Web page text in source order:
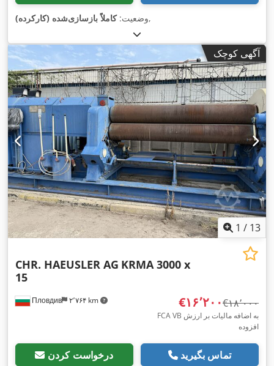
وضعیت:کاملاً بازسازی‌شده (کارکرده) ,
آگهی کوچک
1 / 13
Пловдив ۲٬۷۶۴ km
CHR. HAEUSLER AG KRMA 3000 x
15
‎€۱۶٬۲۰۰ ‎€۱۸٬۰۰۰
FCA VB به اضافه مالیات بر ارزش
افزوده
درخواست کردن تماس بگیرید